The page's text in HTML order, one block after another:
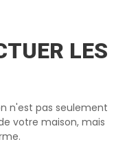
LES
n'est pas seulement
votre maison, mais